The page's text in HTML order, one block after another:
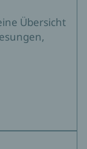
Übersicht